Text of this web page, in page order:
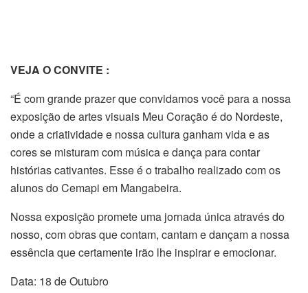
VEJA O CONVITE :
“É com grande prazer que convidamos você para a nossa
exposição de artes visuais Meu Coração é do Nordeste,
onde a criatividade e nossa cultura ganham vida e as
cores se misturam com música e dança para contar
histórias cativantes. Esse é o trabalho realizado com os
alunos do Cemapi em Mangabeira.
Nossa exposição promete uma jornada única através do
nosso, com obras que contam, cantam e dançam a nossa
essência que certamente irão lhe inspirar e emocionar.
Data: 18 de Outubro